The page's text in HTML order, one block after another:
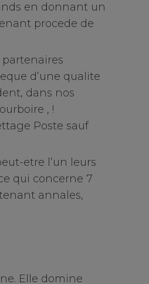
en donnant un
procede de
d’une qualite
dans nos
, !
Poste sauf
etre l’un leurs
qui concerne 7
annales,
Elle domine